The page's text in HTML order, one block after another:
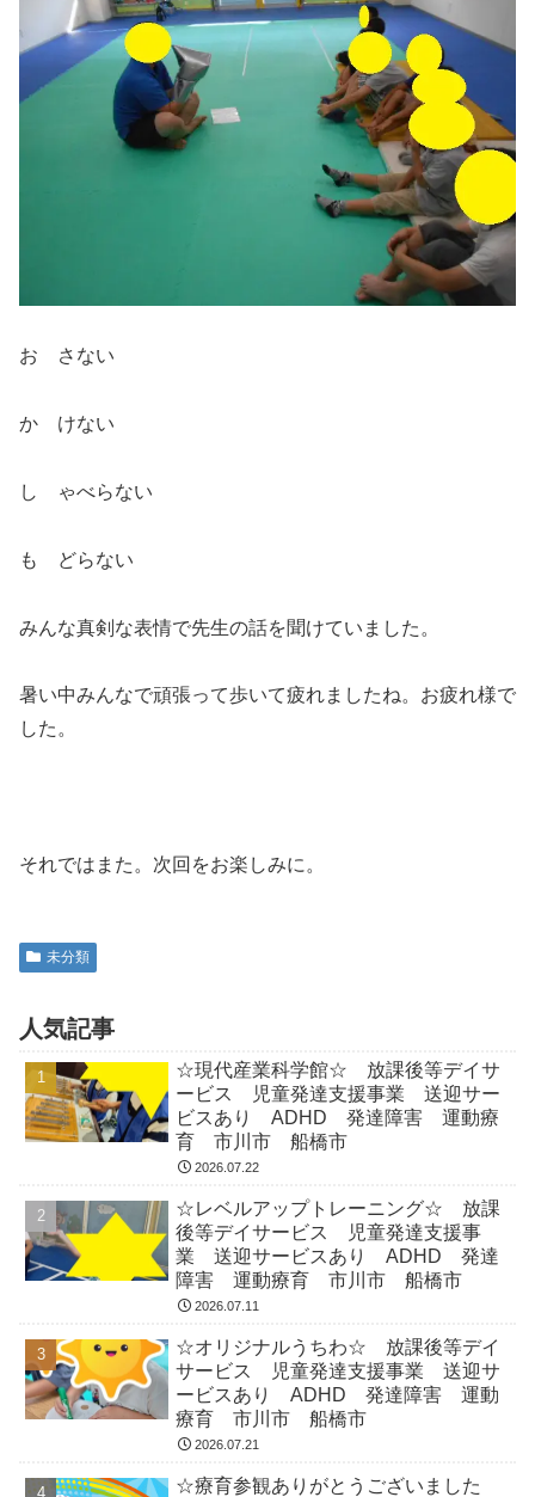
お さない
か けない
し ゃべらない
も どらない
みんな真剣な表情で先生の話を聞けていました。
暑い中みんなで頑張って歩いて疲れましたね。お疲れ様で
した。
それではまた。次回をお楽しみに。
未分類
人気記事
☆現代産業科学館☆ 放課後等デイサ
ービス 児童発達支援事業 送迎サー
ビスあり ADHD 発達障害 運動療
育 市川市 船橋市
2026.07.22
☆レベルアップトレーニング☆ 放課
後等デイサービス 児童発達支援事
業 送迎サービスあり ADHD 発達
障害 運動療育 市川市 船橋市
2026.07.11
☆オリジナルうちわ☆ 放課後等デイ
サービス 児童発達支援事業 送迎サ
ービスあり ADHD 発達障害 運動
療育 市川市 船橋市
2026.07.21
☆療育参観ありがとうございました